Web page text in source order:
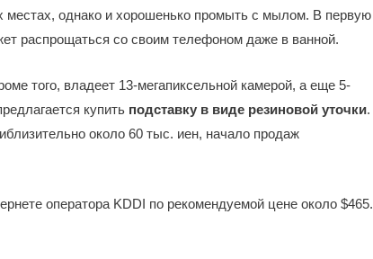
местах, однако и хорошенько промыть с мылом. В первую
распрощаться со своим телефоном даже в ванной.
того, владеет 13-мегапиксельной камерой, а еще 5-
купить подставку в виде резиновой уточки.
около 60 тыс. иен, начало продаж
оператора KDDI по рекомендуемой цене около $465.